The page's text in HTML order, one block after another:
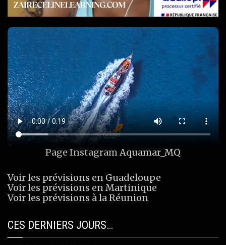
Page InstagramAquamar_MQ
Voir les prévisions en Guadeloupe
Voir les prévisions en Martinique
Voir les prévisions à la Réunion
CES DERNIERS JOURS…